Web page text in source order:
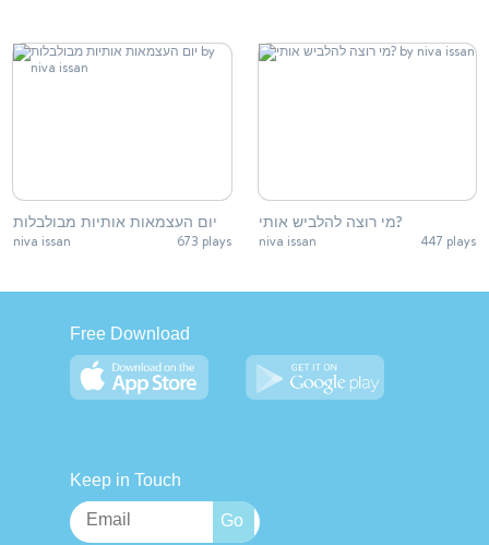
יום העצמאות אותיות מבולבלות
niva issan 673 plays
מי רוצה להלביש אותי?
niva issan 447 plays
Free Download
Keep in Touch